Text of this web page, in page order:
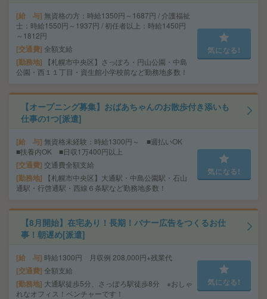
給 与 無資格の方：時給1350円～1687円 / 介護福祉
士：時給1550円～1937円 / 初任者以上：時給1450円
～1812円
交通費 全額支給
勤務地
【札幌市中央区】さっぽろ・円山公園・中島
公園・西１１丁目・資生館小学校前など勤務地多数！
気になる!
【オープニング募集】おばあちゃんのお散歩付き添いも
仕事の1つ[派遣]
給 与 無資格未経験：時給1300円～ ■週払いOK
■扶養内OK ■日収1万400円以上
交通費 交通費全額支給
勤務地
【札幌市中央区】大通駅・中島公園駅・石山
通駅・行啓通駅・西線６条駅など勤務地多数！
気になる!
【8月開始】在宅あり！長期！バナー広告をつくるお仕
事！朝遅め[派遣]
給 与 時給1300円 月収例 208,000円+残業代
交通費 全額支給
勤務地 大通駅徒歩5分、さっぽろ駅徒歩8分 ※おしゃ
れなオフィス！ベンチャーです！
気になる!